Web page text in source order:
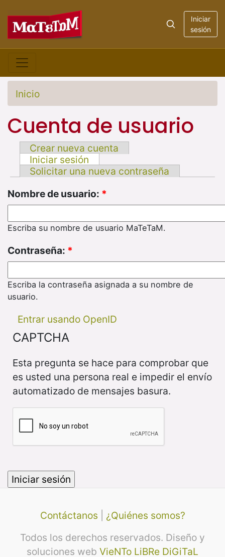
Iniciar
sesión
Inicio
Cuenta de usuario
Crear nueva cuenta
Iniciar sesión
Solicitar una nueva contraseña
Nombre de usuario: *
Escriba su nombre de usuario MaTeTaM.
Contraseña: *
Escriba la contraseña asignada a su nombre de
usuario.
Entrar usando OpenID
CAPTCHA
Esta pregunta se hace para comprobar que
es usted una persona real e impedir el envío
automatizado de mensajes basura.
Contáctanos
¿Quiénes somos?
Todos los derechos reservados. Diseño y
soluciones web VieNTo LiBRe DiGiTaL